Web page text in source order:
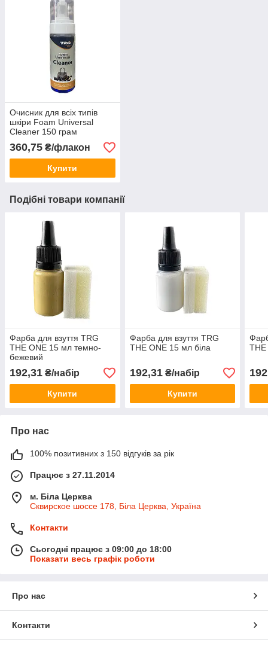
Очисник для всіх типів
шкіри Foam Universal
Cleaner 150 грам
360,75 ₴/флакон
Купити
Подібні товари компанії
Фарба для взуття TRG
THE ONE 15 мл темно-
бежевий
192,31 ₴/набір
Купити
Фарба для взуття TRG
THE ONE 15 мл біла
192,31₴/набір
Купити
Про нас
100% позитивних з 150 відгуків за рік
Працює з 27.11.2014
м. Біла Церква
Сквирское шоссе 178, Біла Церква, Україна
Контакти
Сьогодні працює з 09:00 до 18:00
Показати весь графік роботи
Про нас
Контакти